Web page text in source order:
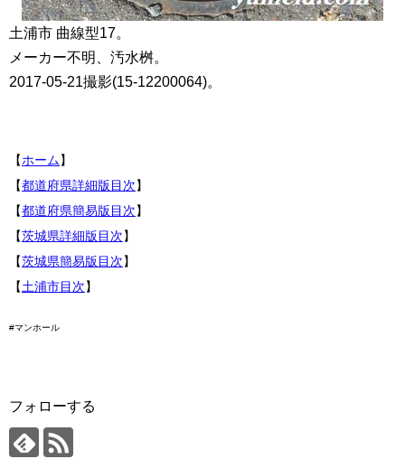
土浦市 曲線型17。
メーカー不明、汚水桝。
2017-05-21撮影(15-12200064)。
【ホーム】
【都道府県詳細版目次】
【都道府県簡易版目次】
【茨城県詳細版目次】
【茨城県簡易版目次】
【土浦市目次】
#マンホール
フォローする